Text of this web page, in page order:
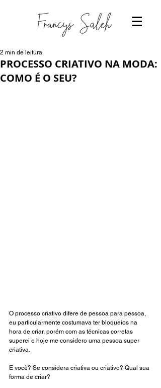
PROCESSO CRIATIVO NA MODA:
COMO É O SEU?
2 min de leitura
O processo criativo difere de pessoa para pessoa,
eu particularmente costumava ter bloqueios na
hora de criar, porém com as técnicas corretas
superei e hoje me considero uma pessoa super
criativa.
E você? Se considera criativa ou criativo? Qual sua
forma de criar?